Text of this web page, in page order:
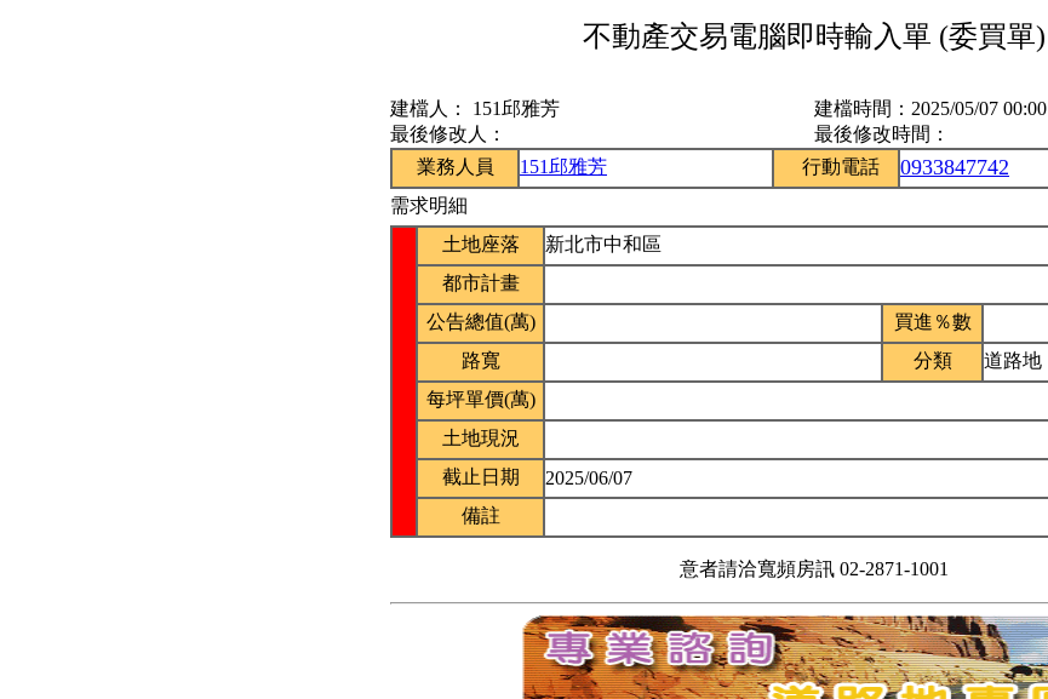
不動產交易電腦即時輸入單 (委買單)
建檔人： 151邱雅芳 建檔時間： 2025/05/07 00:00
最後修改人：
最後修改時間：
業務人員
151邱雅芳 行動電話 0933847742
需求明細
土地座落
新北市中和區
都市計畫
公告總值(萬)
買進％數
路寬
分類
道路地
每坪單價(萬)
土地現況
截止日期
2025/06/07
備註
意者請洽寬頻房訊 02-2871-1001